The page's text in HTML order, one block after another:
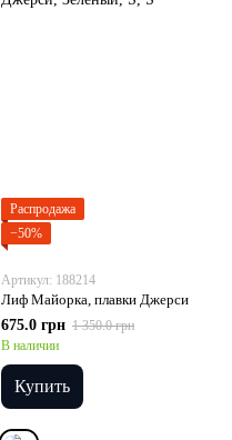
Распродажа
−50%
Артикул: 188214
Лиф Майорка, плавки Джерси
675.0 грн 1 350.0 грн
В наличии
Купить